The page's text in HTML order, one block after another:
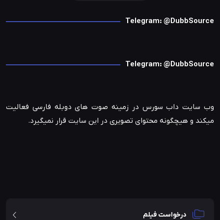
Telegram: @DubbSource
Telegram: @DubbSource
وب سایت داب سورس در زمینه صوت های دوبله فارسی فعالیت
میکند و هیچگونه محتوای تصویری در این سایت قرار نمیگیرد.
درخواست فیلم